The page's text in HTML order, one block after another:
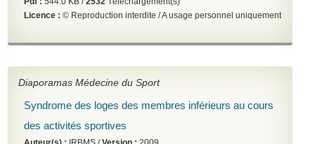
Licence : © Reproduction interdite / A usage personnel uniquement
Diaporamas Médecine du Sport
Syndrome des loges des membres inférieurs au cours
des activités sportives